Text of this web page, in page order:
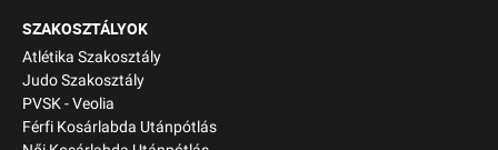
SZAKOSZTÁLYOK
Atlétika Szakosztály
Judo Szakosztály
PVSK - Veolia
Férfi Kosárlabda Utánpótlás